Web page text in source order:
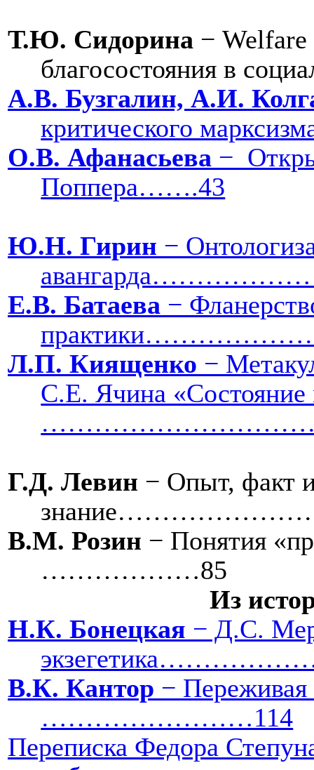
Т.Ю. Сидорина − Welfare
благосостояния
А.В. Бузгалин, А.И.
критического
О.В. Афанасьева −
Поппера…….43
Ю.Н. Гирин −
Е.В. Батаева −
Л.П. Киященко −
С.Е. Ячина «Состояние
Г.Д. Левин − Опыт, факт
В.М. Розин − Понятия
………………85
Из
Н.К. Бонецкая − Д.С.
В.К. Кантор −
……………………114
Переписка Федора